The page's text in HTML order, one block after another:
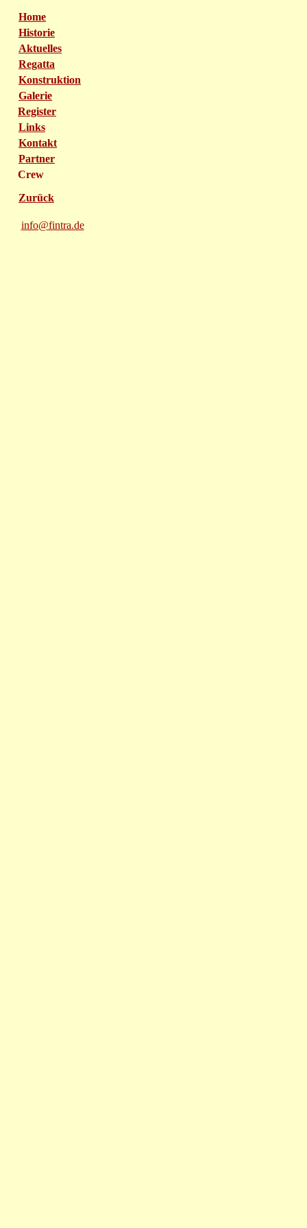
Home
Historie
Aktuelles
Regatta
Konstruktion
Galerie
Register
Links
Kontakt
Partner
Crew
Zurück
info@fintra.de